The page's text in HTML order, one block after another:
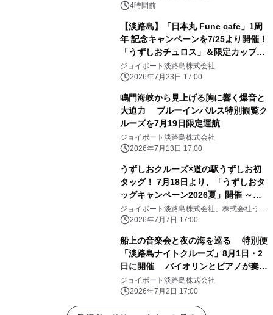
ート設計」へ刷新～
4時間前
【淡路島】「日本丸 Fune cafe」1周
年 記念キャンペーンを7/25より開催！
「うずしおチュロス」＆限定カップが
登場
ジョイポート淡路島株式会社
2026年7月23日 17:00
鳴門海峡から見上げる胸に響く爆音と
大迫力 ブルーインパルス特別観覧ク
ルーズを7月19日限定運航
ジョイポート淡路島株式会社
2026年7月13日 17:00
うずしおクルーズ×道の駅うずしお初
タッグ！ 7月18日より、「うずしおタ
ッグキャンペーン2026夏」開催 ～こ
の夏、うずしお界隈がアツい！～
ジョイポート淡路島株式会社、株式会社うず
のくに南あわじ
2026年7月7日 17:00
船上の音楽会と夜の海を巡る 特別便
「淡路島ナイトクルーズ」8月1日・2
日に開催 バイオリンとピアノが奏で
る、星空のハーモニー
ジョイポート淡路島株式会社
2026年7月2日 17:00